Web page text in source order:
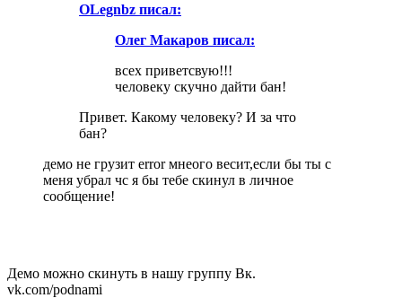
OLegnbz писал:
Олег Макаров писал:
всех приветсвую!!!
человеку скучно дайти бан!
Привет. Какому человеку? И за что
бан?
демо не грузит error мнеого весит,если бы ты с
меня убрал чс я бы тебе скинул в личное
сообщение!
Демо можно скинуть в нашу группу Вк.
vk.com/podnami